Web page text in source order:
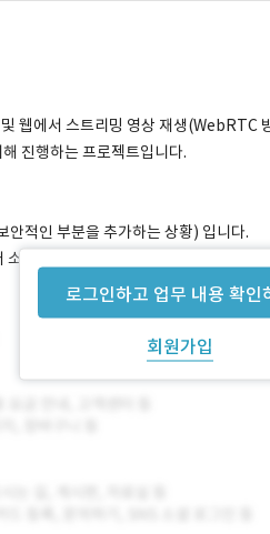
로그인하고 업무 내용 확인
회원가입
웹에서 스트리밍 영상 재생(WebRTC
진행하는 프로젝트입니다.
적인 부분을 추가하는 상황) 입니다.
스 코드(Linux)는 전부 제공 가능합니다.